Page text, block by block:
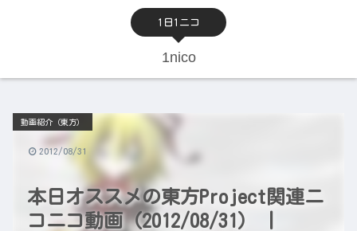
1日1ニコ
1nico
本日オススメの東方Project関連ニ
コニコ動画（2012/08/31） |
動画紹介（東方）
2012/08/31